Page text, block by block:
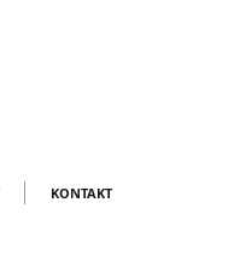
KONTAKT